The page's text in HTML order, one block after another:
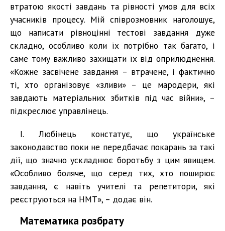
втратою якості завдань та рівності умов для всіх
учасників процесу. Мій співрозмовник наголошує,
що написати рівноцінні тестові завдання дуже
складно, особливо коли їх потрібно так багато, і
саме тому важливо захищати їх від оприлюднення.
«Кожне засвічене завдання – втрачене, і фактично
ті, хто організовує «зливи» – це мародери, які
завдають матеріальних збитків під час війни», –
підкреслює управлінець.
І. Любінець констатує, що українське
законодавство поки не передбачає покарань за такі
дії, що значно ускладнює боротьбу з цим явищем.
«Особливо боляче, що серед тих, хто поширює
завдання, є навіть учителі та репетитори, які
реєструються на НМТ», – додає він.
Математика розбрату